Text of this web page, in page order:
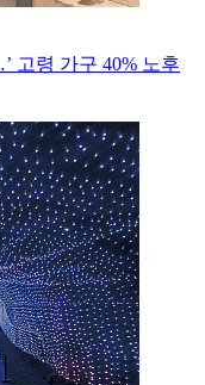
고령 가구 40% 노후